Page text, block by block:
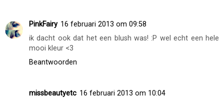
PinkFairy 16 februari 2013 om 09:58
ik dacht ook dat het een blush was! :P wel echt een hele
mooi kleur <3
Beantwoorden
missbeautyetc 16 februari 2013 om 10:04